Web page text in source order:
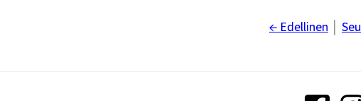
← Edellinen